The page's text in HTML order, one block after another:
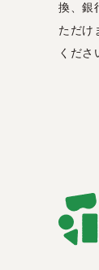
換、銀
ただけ
くださ